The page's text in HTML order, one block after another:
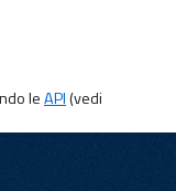
leAPI(vedi